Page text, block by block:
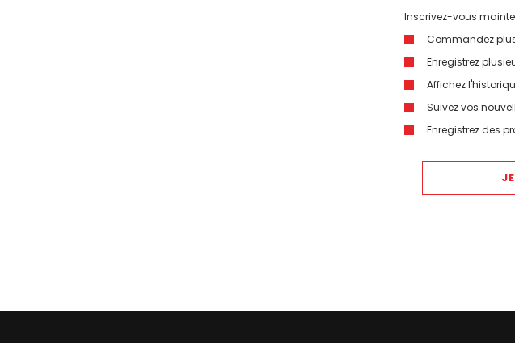
Inscrivez-vous
Commandez
Enregistrez
Affichez
Suivez vos
Enregistrez des